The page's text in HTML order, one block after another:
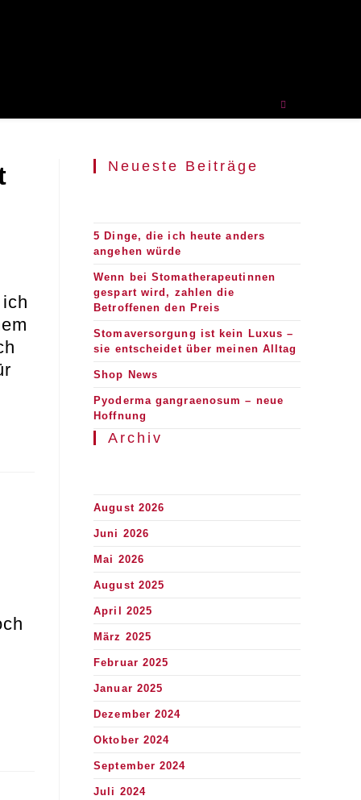
Neueste Beiträge
5 Dinge, die ich heute anders
angehen würde
Wenn bei Stomatherapeutinnen
gespart wird, zahlen die
Betroffenen den Preis
Stomaversorgung ist kein Luxus –
sie entscheidet über meinen Alltag
Shop News
Pyoderma gangraenosum – neue
Hoffnung
Archiv
August 2026
Juni 2026
Mai 2026
August 2025
April 2025
März 2025
Februar 2025
Januar 2025
Dezember 2024
Oktober 2024
September 2024
Juli 2024